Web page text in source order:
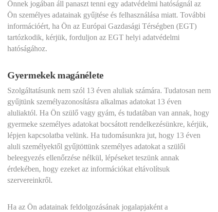
Önnek jogában áll panaszt tenni egy adatvédelmi hatóságnál az
Ön személyes adatainak gyűjtése és felhasználása miatt. További
információért, ha Ön az Európai Gazdasági Térségben (EGT)
tartózkodik, kérjük, forduljon az EGT helyi adatvédelmi
hatóságához.
Gyermekek magánélete
Szolgáltatásunk nem szól 13 éven aluliak számára. Tudatosan nem
gyűjtünk személyazonosításra alkalmas adatokat 13 éven
aluliaktól. Ha Ön szülő vagy gyám, és tudatában van annak, hogy
gyermeke személyes adatokat bocsátott rendelkezésünkre, kérjük,
lépjen kapcsolatba velünk. Ha tudomásunkra jut, hogy 13 éven
aluli személyektől gyűjtöttünk személyes adatokat a szülői
beleegyezés ellenőrzése nélkül, lépéseket teszünk annak
érdekében, hogy ezeket az információkat eltávolítsuk
szervereinkről.
Ha az Ön adatainak feldolgozásának jogalapjaként a